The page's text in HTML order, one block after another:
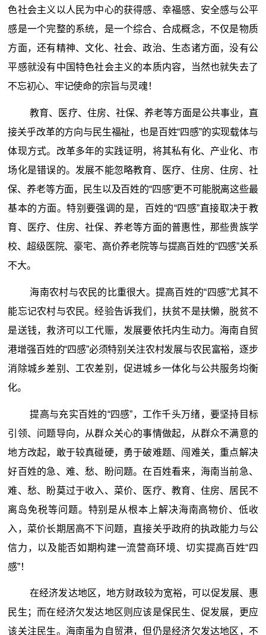
色社会主义以人民为中心的获得感、幸福感、安全感与公平
感是一个完整的系统，是一个综合、合成概念，不仅是物质
方面，还有精神、文化、社会、政治、生态诸方面，没有公
平感就没有中国特色社会主义的本质内容，当然也就失去了
不忘初心、牢记使命的宗旨与灵魂！
教育、医疗、住房、社保、养老等方面是公共事业，直
接关乎改革的方向与民生福祉，也是百姓“四感”的实现载体与
体现方式。改革多年的实践证明，将其私有化、产业化、市
场化是错误的。发展不能忽略教育、医疗、住房、住房、社
保、养老等方面，民生以及百姓的“四感”更不可能脱离这些最
基本的方面。特别要强调的是，百姓的“四感”直接取决于教
育、医疗、住房、社保、养老等方面的普惠性，那些贵族学
校、超级医院、豪宅、高价养老院等与提高百姓的“四感”关系
不大。
海南农村与农民的比重很大。提高百姓的“四感”尤其不
能忘记农村与农民。经验告诉我们，扶贫不是扶懒，脱贫不
是送钱，救济可以工代赈，发展要依托内生动力。海南自贸
港增强百姓的“四感”必须特别关注农村发展与农民富裕，逐步
消除城乡差别、工农差别，促进城乡一体化与公共服务均衡
化。
提高与充实百姓的“四感”，工作千头万绪，要坚持目标
引领、问题导向，从群众关心的事情做起，从群众不满意的
地方改起，敢于较真碰硬，勇于破难题、闯难关，重点解决
好百姓的急、难、愁、盼问题。在百姓看来，海南当前急、
难、愁、盼莫过于收入、菜价、医疗、教育、住房、居民不
离岛免税等问题。特别是从根本上解决海南高物价、低收
入，菜价长期居高不下问题，直接关乎政府的执政能力与公
信力，以及能否如期构建一流营商环境、切实提高百姓“四
感”！
在经济发达地区，地方财政较为宽裕，可以促发展、惠
民生；而在经济欠发达地区则应该是保民生、促发展，更应
该关注民生。海南虽为自贸港，但仍是经济欠发达地区，不